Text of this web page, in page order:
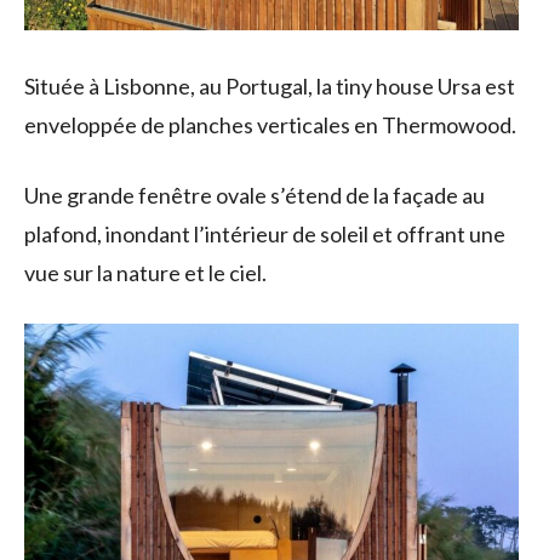
Située à Lisbonne, au Portugal, la tiny house Ursa est
enveloppée de planches verticales en Thermowood.
Une grande fenêtre ovale s’étend de la façade au
plafond, inondant l’intérieur de soleil et offrant une
vue sur la nature et le ciel.